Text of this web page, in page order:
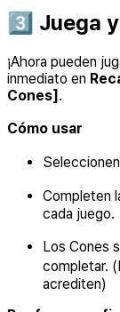
3️⃣ Juega
¡Ahora pueden
inmediato en
Cones] .
Cómo usar
Completen
cada juego.
Los Cones
completar.
acrediten)